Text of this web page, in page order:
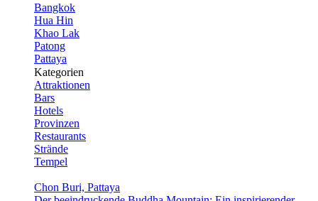
Bangkok
Hua Hin
Khao Lak
Patong
Pattaya
Kategorien
Attraktionen
Bars
Hotels
Provinzen
Restaurants
Strände
Tempel
Chon Buri, Pattaya